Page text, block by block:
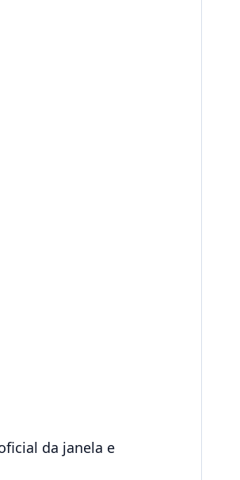
da janela e